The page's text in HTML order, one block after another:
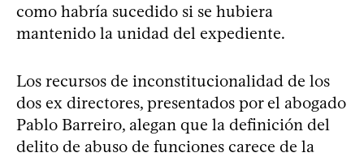
como habría sucedido si se hubiera
mantenido la unidad del expediente.
Los recursos de inconstitucionalidad de los
dos ex directores, presentados por el abogado
Pablo Barreiro, alegan que la definición del
delito de abuso de funciones carece de la